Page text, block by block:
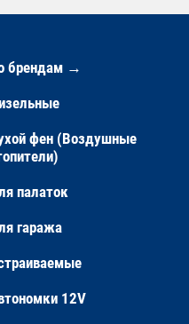
брендам →
фен (Воздушные
палаток
гаража
12V